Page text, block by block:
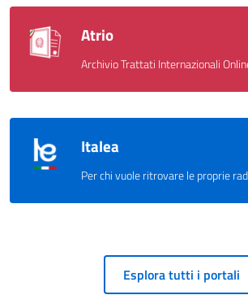
Atrio
Archivio Trattati Internazionali
Italea
Per chi vuole ritrovare le proprie
Esplora tutti i portali